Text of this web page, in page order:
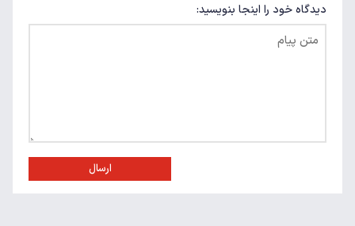
دیدگاه خود را اینجا بنویسید:
ارسال